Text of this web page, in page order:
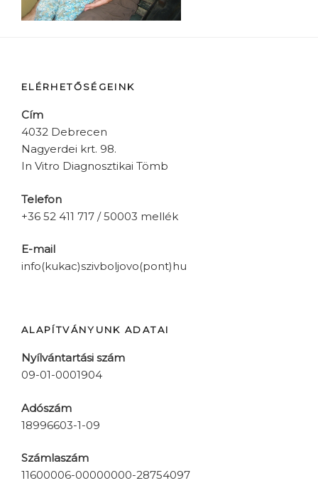
ELÉRHETŐSÉGEINK
Cím
4032 Debrecen
Nagyerdei krt. 98.
In Vitro Diagnosztikai Tömb
Telefon
+36 52 411 717 / 50003 mellék
E-mail
info(kukac)szivboljovo(pont)hu
ALAPÍTVÁNYUNK ADATAI
Nyílvántartási szám
09-01-0001904
Adószám
18996603-1-09
Számlaszám
11600006-00000000-28754097